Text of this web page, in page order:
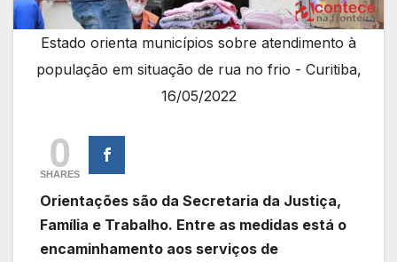
Estado orienta municípios sobre atendimento à
população em situação de rua no frio - Curitiba,
16/05/2022
0
SHARES
Orientações são da Secretaria da Justiça,
Família e Trabalho. Entre as medidas está o
encaminhamento aos serviços de